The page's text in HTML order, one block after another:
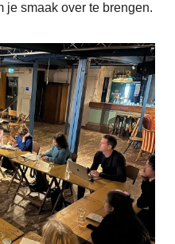
je smaak over te brengen.